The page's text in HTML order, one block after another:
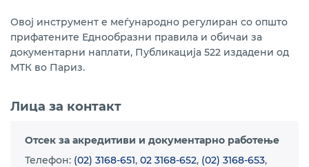
Овој инструмент е меѓународно регулиран со општо
прифатените Еднообразни правила и обичаи за
документарни наплати, Публикација 522 издадени од
МТК во Париз.
Лица за контакт
Отсек за акредитиви и документарно работење
Телефон: (02) 3168-651, 02 3168-652, (02) 3168-653,